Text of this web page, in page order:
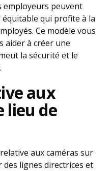
employeurs peuvent
qui profite à la
Ce modèle vous
aider à créer une
la sécurité et le
aux
lieu de
aux caméras sur
lignes directrices et